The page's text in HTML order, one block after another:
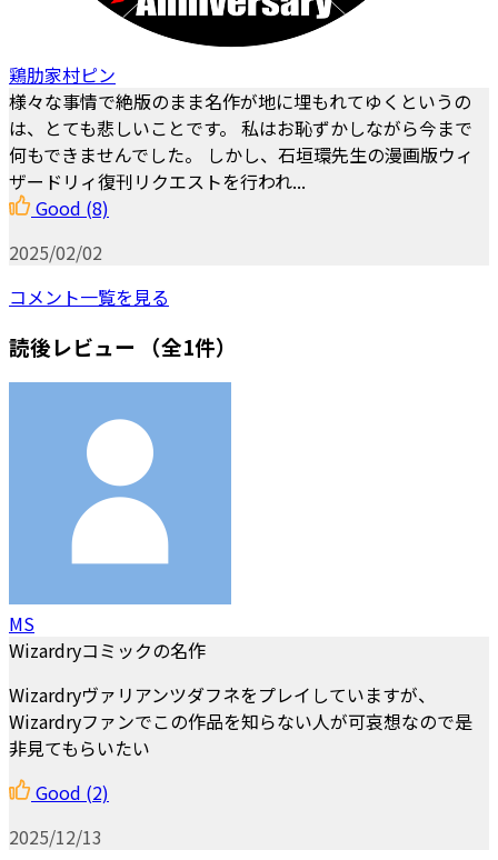
鶏肋家村ピン
様々な事情で絶版のまま名作が地に埋もれてゆくというの
は、とても悲しいことです。 私はお恥ずかしながら今まで
何もできませんでした。 しかし、石垣環先生の漫画版ウィ
ザードリィ復刊リクエストを行われ...
Good (8)
2025/02/02
コメント一覧を見る
読後レビュー （全1件）
MS
Wizardryコミックの名作
Wizardryヴァリアンツダフネをプレイしていますが、
Wizardryファンでこの作品を知らない人が可哀想なので是
非見てもらいたい
Good (2)
2025/12/13